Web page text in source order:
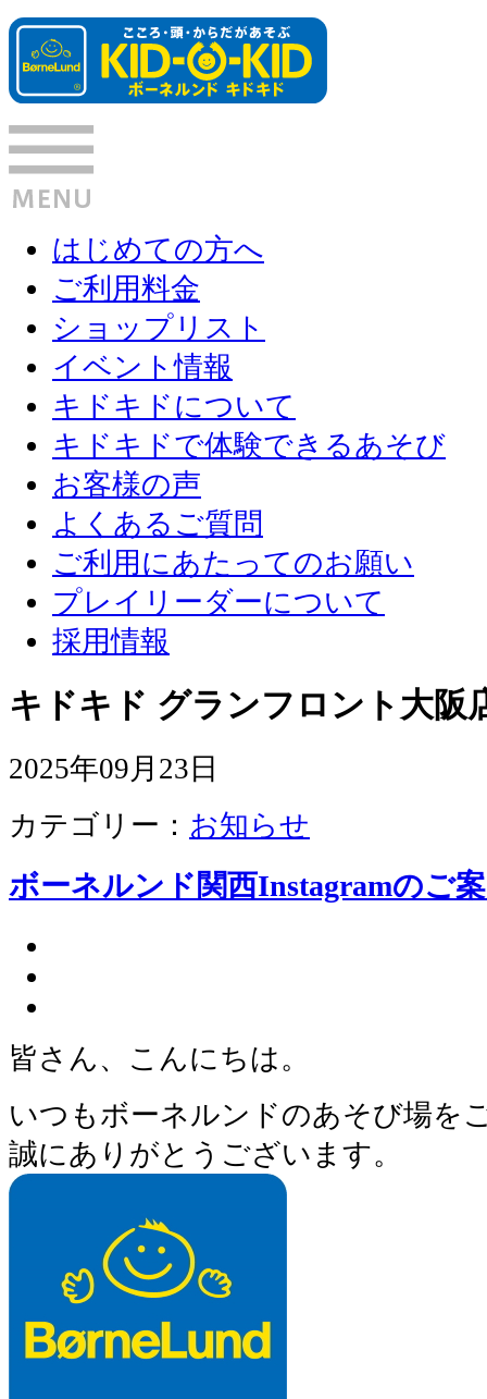
はじめての方へ
ご利用料金
ショップリスト
イベント情報
キドキドについて
キドキドで体験できるあそび
お客様の声
よくあるご質問
ご利用にあたってのお願い
プレイリーダーについて
採用情報
キドキド グランフロント大阪
2025年09月23日
カテゴリー： お知らせ
ボーネルンド関西Instagramのご
皆さん、こんにちは。
いつもボーネルンドのあそび場を
誠にありがとうございます。